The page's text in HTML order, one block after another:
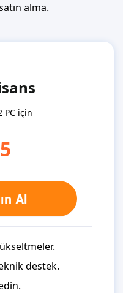
alma.
PC için
Al
destek.